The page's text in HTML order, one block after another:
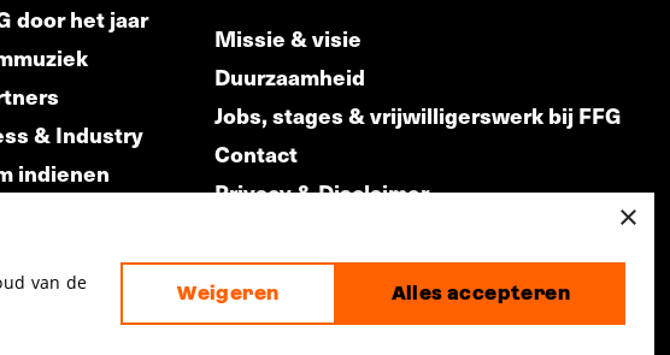
door het jaar
& Industry
indienen
Missie & visie
Duurzaamheid
Jobs, stages & vrijwilligerswerk bij FFG
Contact
Privacy & Disclaimer
made by
×
van de
Alles accepteren
Weigeren